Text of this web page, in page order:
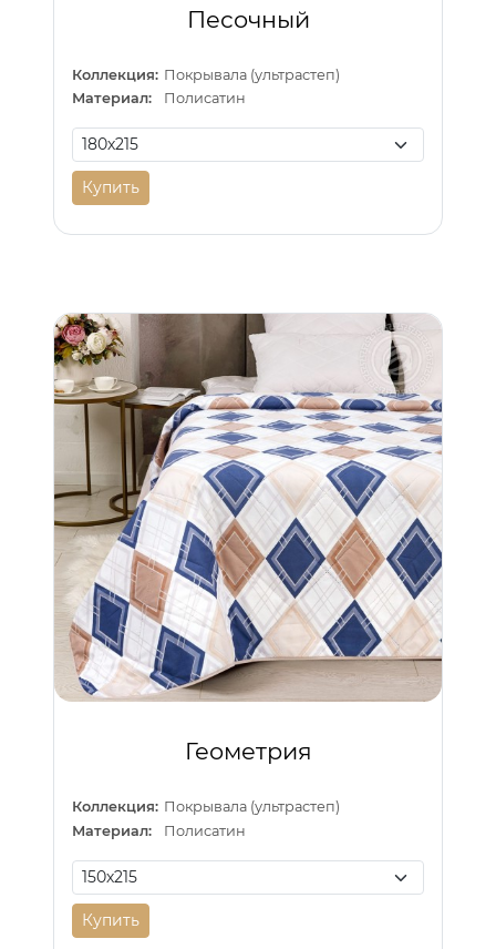
Песочный
Коллекция: Покрывала (ультрастеп)
Материал:
Полисатин
Купить
Геометрия
Коллекция: Покрывала (ультрастеп)
Материал:
Полисатин
Купить